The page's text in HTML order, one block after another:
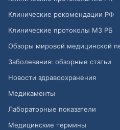
Клинические рекомендации РФ
Клинические протоколы МЗ РБ
Обзоры мировой медицинской
Заболевания: обзорные статьи
Новости здравоохранения
Медикаменты
Лабораторные показатели
Медицинские термины